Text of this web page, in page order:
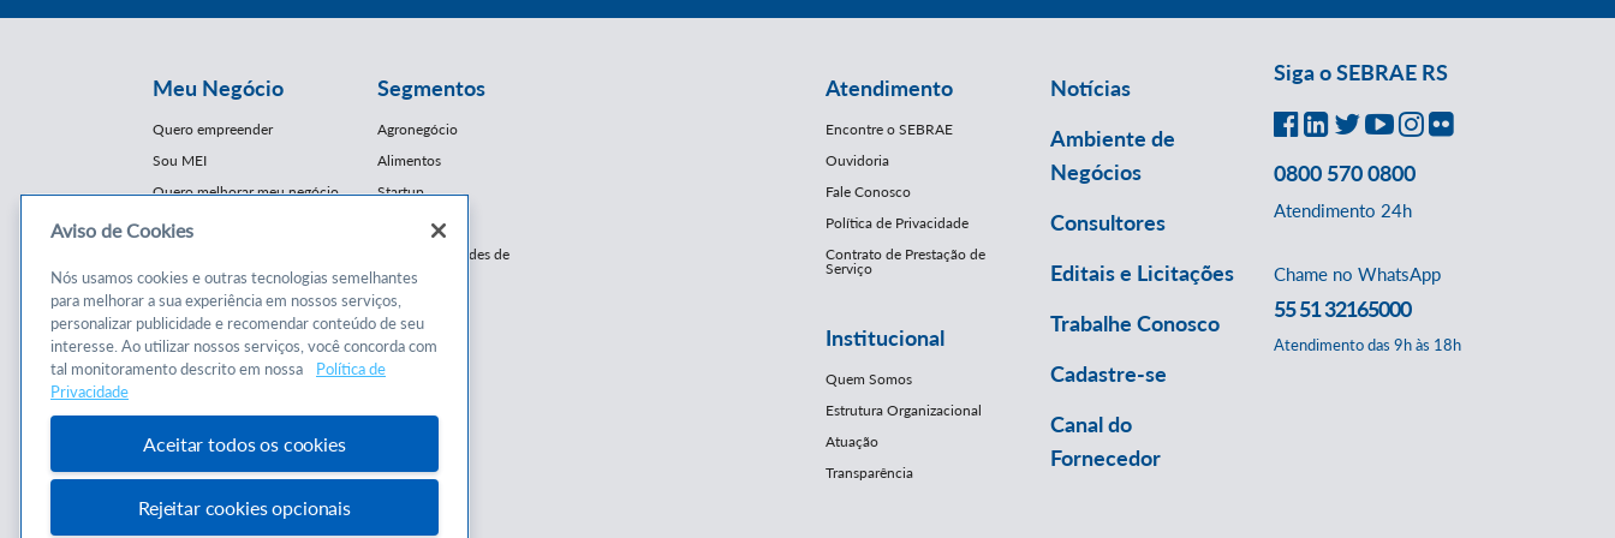
Meu Negócio
Quero empreender
Sou MEI
Quero melhorar meu negócio
Conteúdos
Cursos
Consultorias
Segmentos
Agronegócio
Alimentos
Startup
E-Commerce
Franquias / Redes de
Cooperação
Moda
Moveleiro
Saúde
Mercopar
Atendimento
Encontre o SEBRAE
Ouvidoria
Fale Conosco
Política de Privacidade
Contrato de Prestação de
Serviço
Institucional
Quem Somos
Estrutura Organizacional
Atuação
Transparência
Notícias
Ambiente de
Negócios
Consultores
Editais e Licitações
Trabalhe Conosco
Cadastre-se
Canal do
Fornecedor
Siga o SEBRAE RS
0800 570 0800
Atendimento 24h
Chame no WhatsApp
55 51 32165000
Atendimento das 9h às 18h
Aviso de Cookies
Nós usamos cookies e outras tecnologias semelhantes
para melhorar a sua experiência em nossos serviços,
personalizar publicidade e recomendar conteúdo de seu
interesse. Ao utilizar nossos serviços, você concorda com
tal monitoramento descrito em nossa
Política de
Privacidade
Aceitar todos os cookies
Rejeitar cookies opcionais